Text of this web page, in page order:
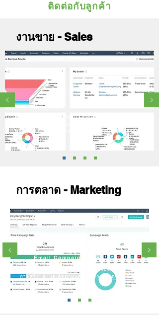
ติดต่อกับลูกค้า
งานขาย - Sales
CRM
บริหารจัดการลูกค้าเป้าหมาย ผู้มีโอกาสเป็นลูกค้า ข้อเสนอ
ของลูกค้าแบบ 360 องศาจากทุกจุดที่มีปฏิสัมพันธ์กับลูกค้า
การตลาด - Marketing
Email Campaigns
สร้างความสัมพันธ์กับลูกค้า ให้เกิดความจงรักภักดี โดย
การ สร้าง ส่ง และติดตามแคมเปญการตลาดจากหลาย
ช่องทาง